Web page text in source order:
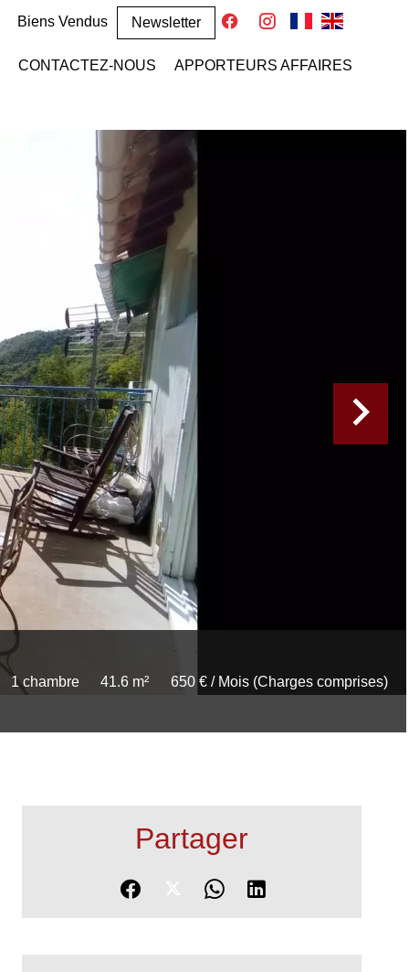
Biens Vendus Newsletter
CONTACTEZ-NOUS APPORTEURS AFFAIRES
1 chambre 41.6 m² 650 € / Mois (Charges comprises)
Partager